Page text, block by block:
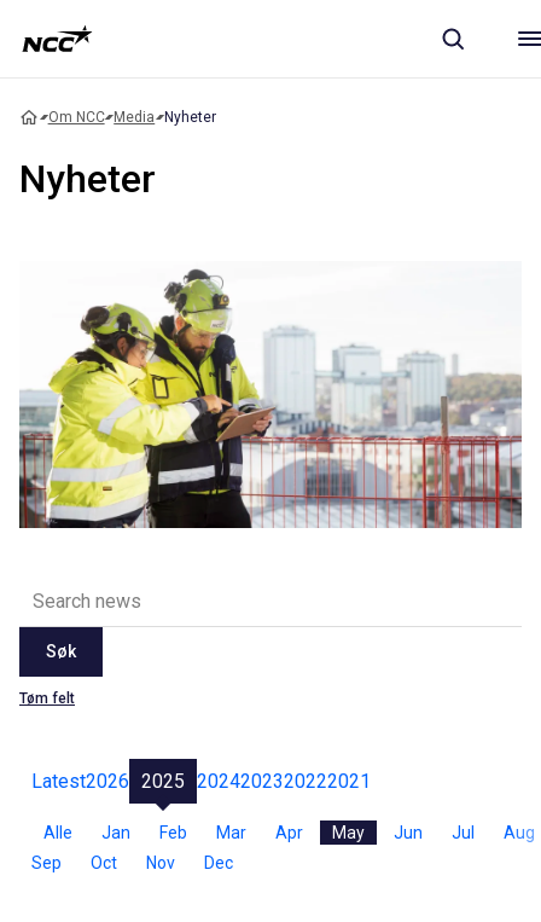
Om NCC Media Nyheter
Nyheter
Søk
Tøm felt
Latest2026 2025 2024202320222021
Alle Jan Feb Mar Apr May Jun Jul
Aug
Sep
Oct Nov Dec